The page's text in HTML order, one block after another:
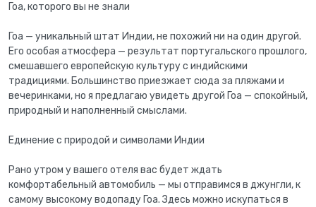
Гоа, которого вы не знали
Гоа — уникальный штат Индии, не похожий ни на один другой.
Его особая атмосфера — результат португальского прошлого,
смешавшего европейскую культуру с индийскими
традициями. Большинство приезжает сюда за пляжами и
вечеринками, но я предлагаю увидеть другой Гоа — спокойный,
природный и наполненный смыслами.
Единение с природой и символами Индии
Рано утром у вашего отеля вас будет ждать
комфортабельный автомобиль — мы отправимся в джунгли, к
самому высокому водопаду Гоа. Здесь можно искупаться в